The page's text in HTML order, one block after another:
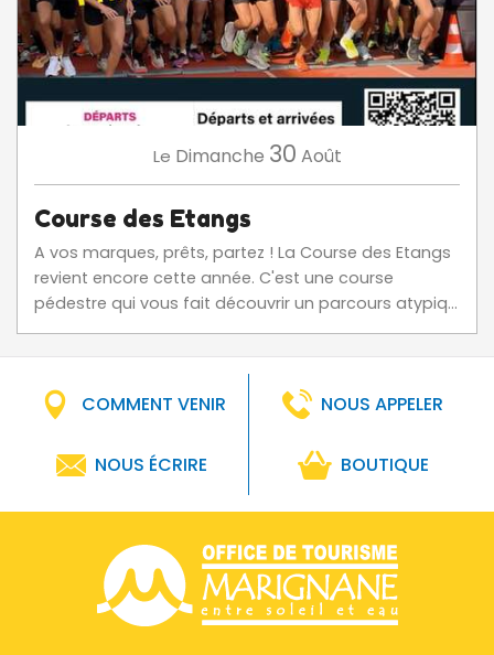
Le Dimanche 30 Août
Course des Etangs
A vos marques, prêts, partez ! La Course des Etangs
revient encore cette année. C'est une course
pédestre qui vous fait découvrir un parcours atypiq...
COMMENT VENIR NOUS APPELER
NOUS ÉCRIRE BOUTIQUE